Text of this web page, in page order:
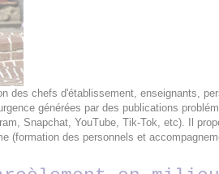
des chefs d'établissement, enseignants,
générées par des publications
Snapchat, YouTube, Tik-Tok, etc). Il
(formation des personnels et